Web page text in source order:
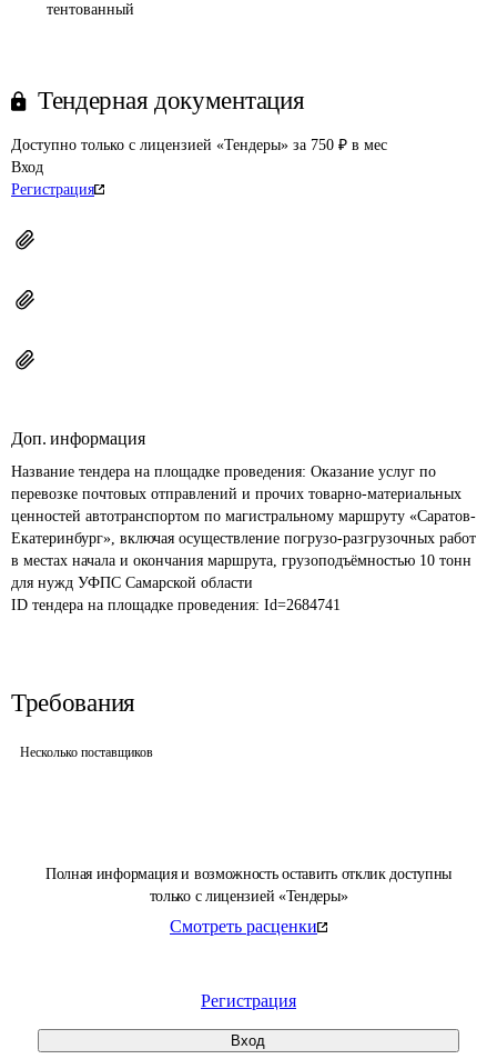
Полная информация и возможность оставить отклик доступны
только с лицензией «Тендеры»
Смотреть расценки
Регистрация
Вход
тентованный
Тендерная документация
Доступно только с лицензией «Тендеры» за 750 ₽ в мес
Вход
Регистрация
Доп. информация
Название тендера на площадке проведения: Оказание услуг по
перевозке почтовых отправлений и прочих товарно-материальных
ценностей автотранспортом по магистральному маршруту «Саратов-
Екатеринбург», включая осуществление погрузо-разгрузочных работ
в местах начала и окончания маршрута, грузоподъёмностью 10 тонн
для нужд УФПС Самарской области
ID тендера на площадке проведения: Id=2684741
Требования
Несколько поставщиков